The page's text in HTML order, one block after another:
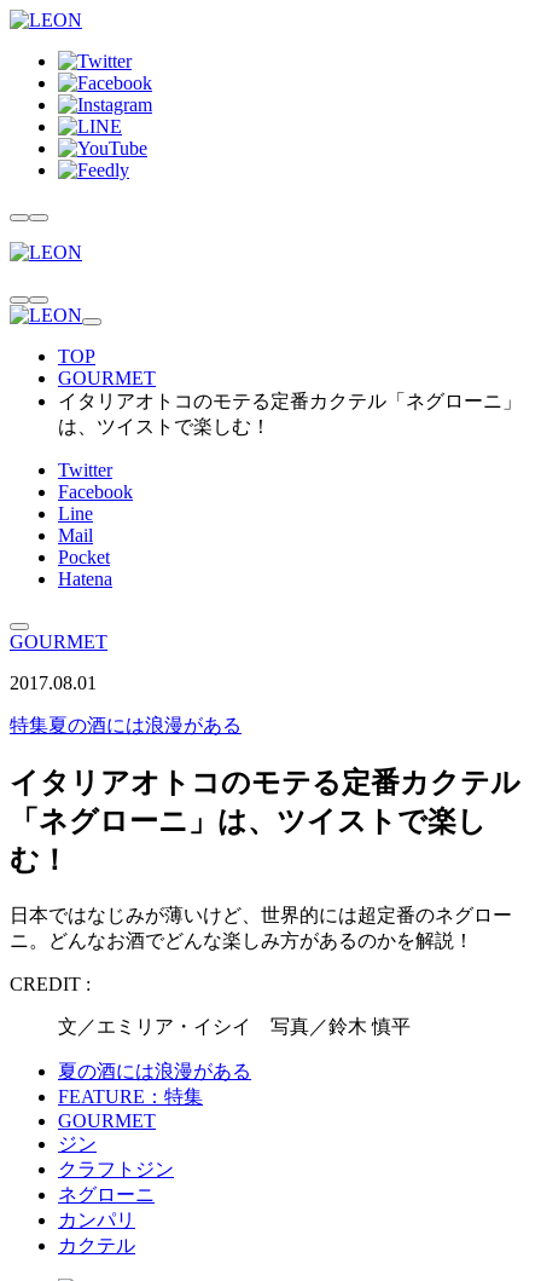
TOP
GOURMET
イタリアオトコのモテる定番カクテル「ネグローニ」
は、ツイストで楽しむ！
Twitter
Facebook
Line
Mail
Pocket
Hatena
GOURMET
2017.08.01
特集夏の酒には浪漫がある
イタリアオトコのモテる定番カクテル
「ネグローニ」は、ツイストで楽し
む！
日本ではなじみが薄いけど、世界的には超定番のネグロー
ニ。どんなお酒でどんな楽しみ方があるのかを解説！
CREDIT :
文／エミリア・イシイ 写真／鈴木 慎平
夏の酒には浪漫がある
FEATURE：特集
GOURMET
ジン
クラフトジン
ネグローニ
カンパリ
カクテル